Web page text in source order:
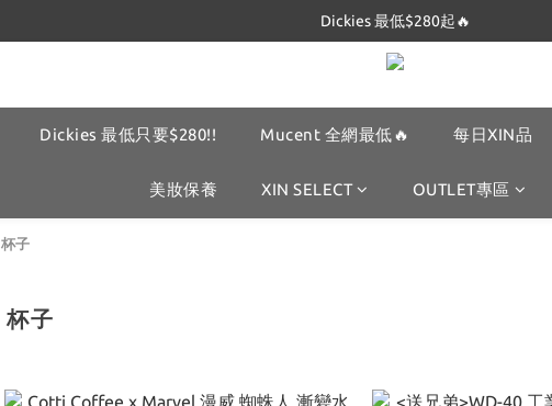
Dickies 最低$280起🔥
Mucent 全網最低🔥
Dickies 最低只要$280!! Mucent 全網最低🔥 每日XIN品
美妝保養 XIN SELECT OUTLET專區
杯子
杯子